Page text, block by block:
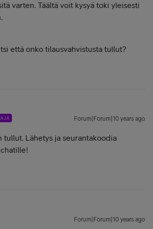
varten. Täältä voit kysyä toki yleisesti
että onko tilausvahvistusta tullut?
Forum|Forum|10 years ago
tullut. Lähetys ja seurantakoodia
Forum|Forum|10 years ago